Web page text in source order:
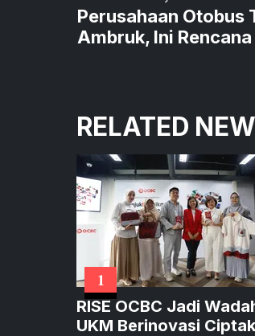
Perusahaan Otobus
Ambruk, Ini
RELATED
1
RISE OCBC Jadi
UKM Berinovasi